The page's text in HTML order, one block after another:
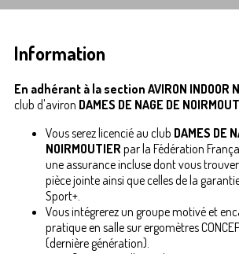
Information
En adhérant à la section AVIRON INDOOR
club d'aviron DAMES DE NAGE DE
Vous serez licencié au club DAMES DE
NOIRMOUTIER par la Fédération
une assurance incluse dont vous
pièce jointe ainsi que celles de la
Sport+.
Vous intégrerez un groupe motivé et
pratique en salle sur ergomètres
(dernière génération).